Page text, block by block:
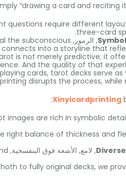
“drawing a card and reciting
questions require different
three-card
.
, الرموز, the subconscious
connects into a storyline that
is not merely predictive; it
. And the quality of that
cards, tarot decks serve as
printing disrupts the process, while
Xinyicardprinting
:
images are rich in symbolic
right balance of thickness and
, لامع, الأشعة فوق البنفسجية,
to fully original decks, we